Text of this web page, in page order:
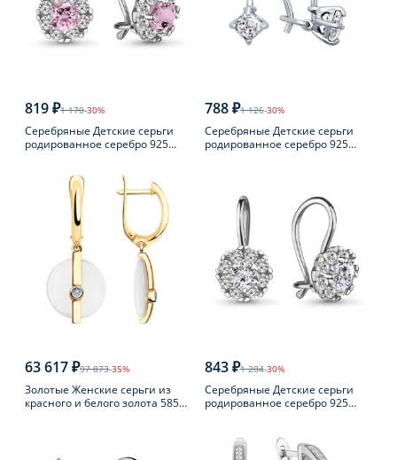
819 ₽1 170-30%
Серебряные Детские серьги
родированное серебро 925
788 ₽1 126-30%
Серебряные Детские серьги
родированное серебро 925
63 617 ₽97 873-35%
Золотые Женские серьги из
красного и белого золота 585
843 ₽1 204-30%
Серебряные Детские серьги
родированное серебро 925